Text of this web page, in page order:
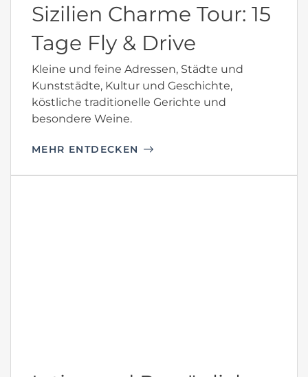
Sizilien Charme Tour: 15
Tage Fly & Drive
Kleine und feine Adressen, Städte und
Kunststädte, Kultur und Geschichte,
köstliche traditionelle Gerichte und
besondere Weine.
MEHR ENTDECKEN